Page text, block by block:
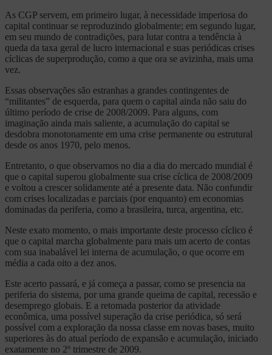
As CGP servem, em primeiro lugar, à necessidade imperiosa do
capital continuar se reproduzindo globalmente; em segundo lugar,
em seu mundo de contradições, para lutar contra a tendência à
queda da taxa geral de lucro internacional e suas periódicas crises
cíclicas de superprodução, como a que ora se avizinha, mais uma
vez.
Essas observações são estranhas a grandes contingentes de
“militantes” de esquerda, para quem o capital ainda não saiu do
último período de crise de 2008/2009. Para alguns, com
imaginação ainda mais saliente, a acumulação do capital se
desdobra monotonamente em uma crise permanente ou estrutural
desde os anos 1970, pelo menos.
Entretanto, o que observamos no dia a dia do mercado mundial é
que o capital superou globalmente sua crise cíclica de 2008/2009
e voltou a crescer solidamente até a presente data. Não confundir
com crises localizadas e parciais (por enquanto) em economias
dominadas da periferia, como a brasileira, turca, argentina, etc.
Neste exato momento, o mais importante deste processo cíclico é
que o capital marcha globalmente para mais um acerto de contas
com sua inabalável lei interna de acumulação, o que ocorre em
média a cada oito a dez anos.
Este acerto passará, e já começa a passar, como se presencia na
periferia do sistema, por uma grande queima de capital, recessão e
desemprego globais. E a retomada posterior da atividade
econômica, uma possível superação da crise periódica, só será
possível com a exploração da nossa classe em novas bases, muito
superiores às do atual período de expansão e acumulação, iniciado
exatamente no 2º trimestre de 2009.